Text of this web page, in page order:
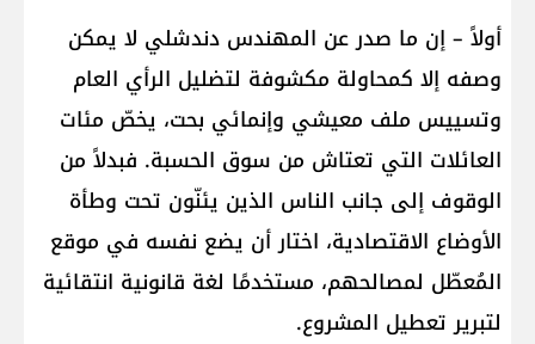
أولاً – إن ما صدر عن المهندس دندشلي لا يمكن
وصفه إلا كمحاولة مكشوفة لتضليل الرأي العام
وتسييس ملف معيشي وإنمائي بحت، يخصّ مئات
العائلات التي تعتاش من سوق الحسبة. فبدلاً من
الوقوف إلى جانب الناس الذين يئنّون تحت وطأة
الأوضاع الاقتصادية، اختار أن يضع نفسه في موقع
المُعطّل لمصالحهم، مستخدمًا لغة قانونية انتقائية
لتبرير تعطيل المشروع.